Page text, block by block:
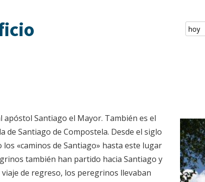
apóstol Santiago el Mayor. También es el
de Santiago de Compostela. Desde el siglo
«caminos de Santiago» hasta este lugar
también han partido hacia Santiago y
de regreso, los peregrinos llevaban